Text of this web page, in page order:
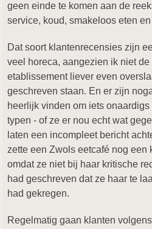
geen einde te komen aan de
service, koud, smakeloos eten
Dat soort klantenrecensies zijn
veel horeca, aangezien ik niet
etablissement liever even
geschreven staan. En er zijn
heerlijk vinden om iets
typen - of ze er nou echt wat
laten een incompleet bericht
zette een Zwols eetcafé nog een
omdat ze niet bij haar kritische
had geschreven dat ze haar te
had gekregen.
Regelmatig gaan klanten